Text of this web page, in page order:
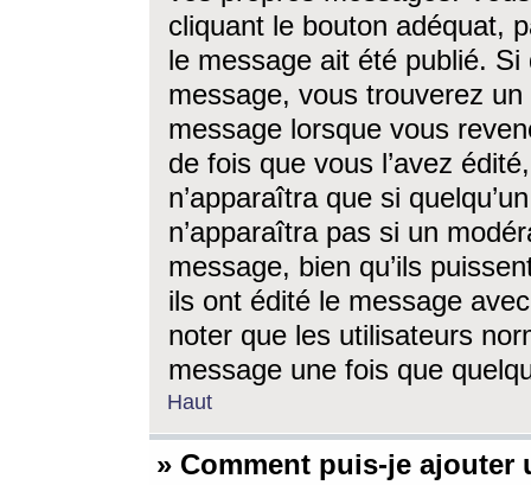
cliquant le bouton adéquat,
le message ait été publié. Si
message, vous trouverez
message lorsque vous
de fois que vous l’avez
n’apparaîtra que si
n’apparaîtra pas si un
message, bien qu’ils
ils ont édité le message
noter que les utilisateurs
message une fois que
Haut
» Comment puis-je ajouter